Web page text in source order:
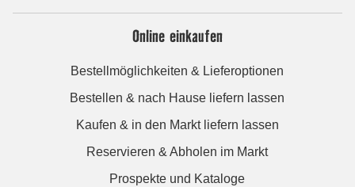
Online einkaufen
Bestellmöglichkeiten & Lieferoptionen
Bestellen & nach Hause liefern lassen
Kaufen & in den Markt liefern lassen
Reservieren & Abholen im Markt
Prospekte und Kataloge